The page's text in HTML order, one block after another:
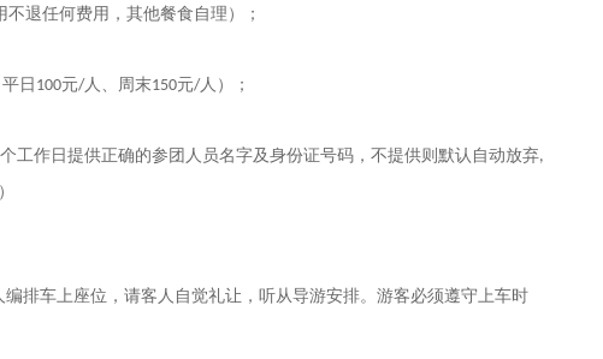
不退任何费用，其他餐食自理）；
日 100元/人、周末150元/人）；
个工作日提供正确的参团人员名字及身份证号码，不提供则默认自动放弃,
排车上座位，请客人自觉礼让，听从导游安排。游客必须遵守上车时